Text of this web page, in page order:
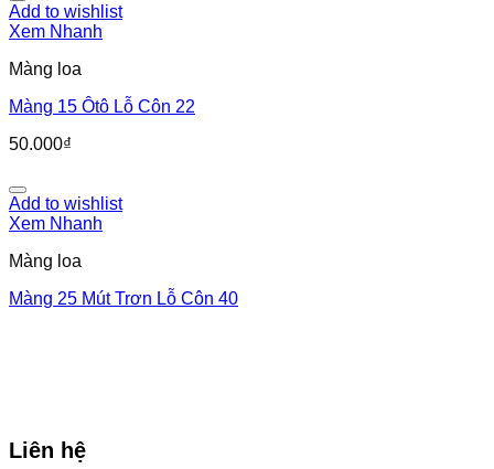
Add to wishlist
Xem Nhanh
Màng loa
Màng 15 Ôtô Lỗ Côn 22
50.000₫
Add to wishlist
Xem Nhanh
Màng loa
Màng 25 Mút Trơn Lỗ Côn 40
Liên hệ